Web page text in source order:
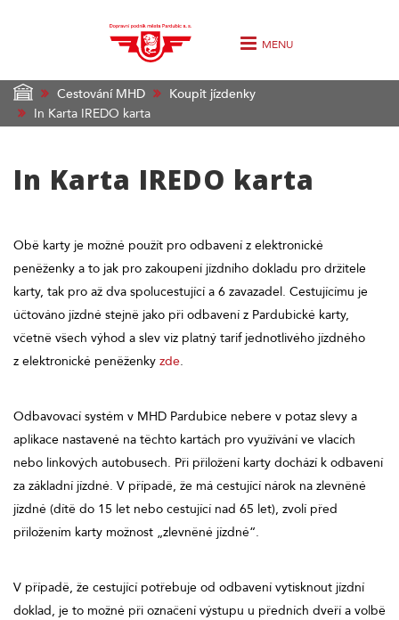
MENU
Cestování MHD
Koupit jízdenky
In Karta IREDO karta
In Karta IREDO karta
Obě karty je možné použít pro odbavení z elektronické
peněženky a to jak pro zakoupení jízdního dokladu pro držitele
karty, tak pro až dva spolucestující a 6 zavazadel. Cestujícímu je
účtováno jízdné stejně jako při odbavení z Pardubické karty,
včetně všech výhod a slev viz platný tarif jednotlivého jízdného
z elektronické peněženky zde.
Odbavovací systém v MHD Pardubice nebere v potaz slevy a
aplikace nastavené na těchto kartách pro využívání ve vlacích
nebo linkových autobusech. Při přiložení karty dochází k odbavení
za základní jízdné. V případě, že má cestující nárok na zlevněné
jízdné (dítě do 15 let nebo cestující nad 65 let), zvolí před
přiložením karty možnost „zlevněné jízdné“.
V případě, že cestující potřebuje od odbavení vytisknout jízdní
doklad, je to možné při označení výstupu u předních dveří a volbě